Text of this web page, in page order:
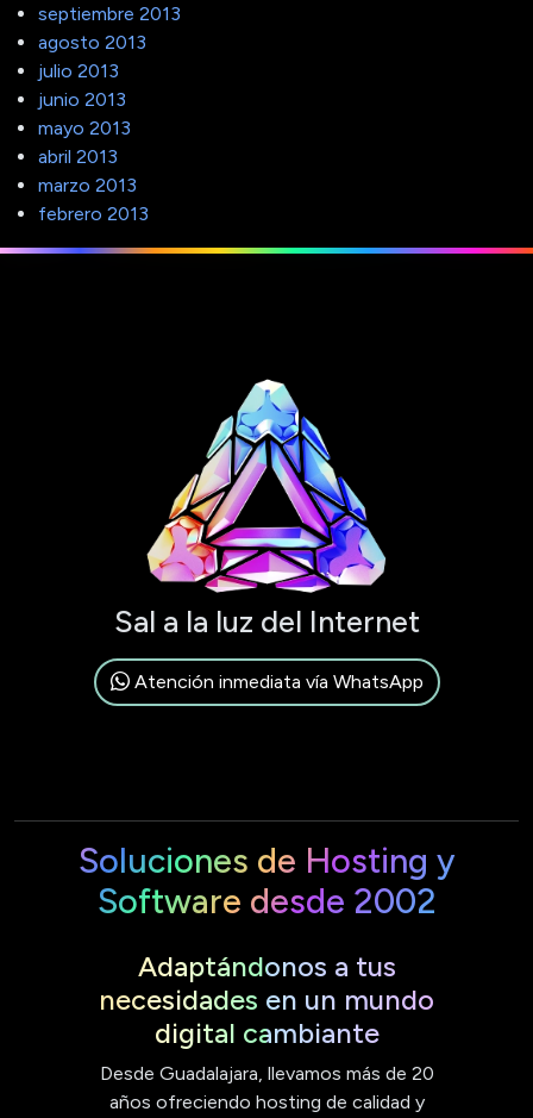
septiembre 2013
agosto 2013
julio 2013
junio 2013
mayo 2013
abril 2013
marzo 2013
febrero 2013
Sal a la luz del Internet
Atención inmediata vía WhatsApp
Soluciones de Hosting y
Software desde 2002
Adaptándonos a tus
necesidades en un mundo
digital cambiante
Desde Guadalajara, llevamos más de 20
años ofreciendo hosting de calidad y